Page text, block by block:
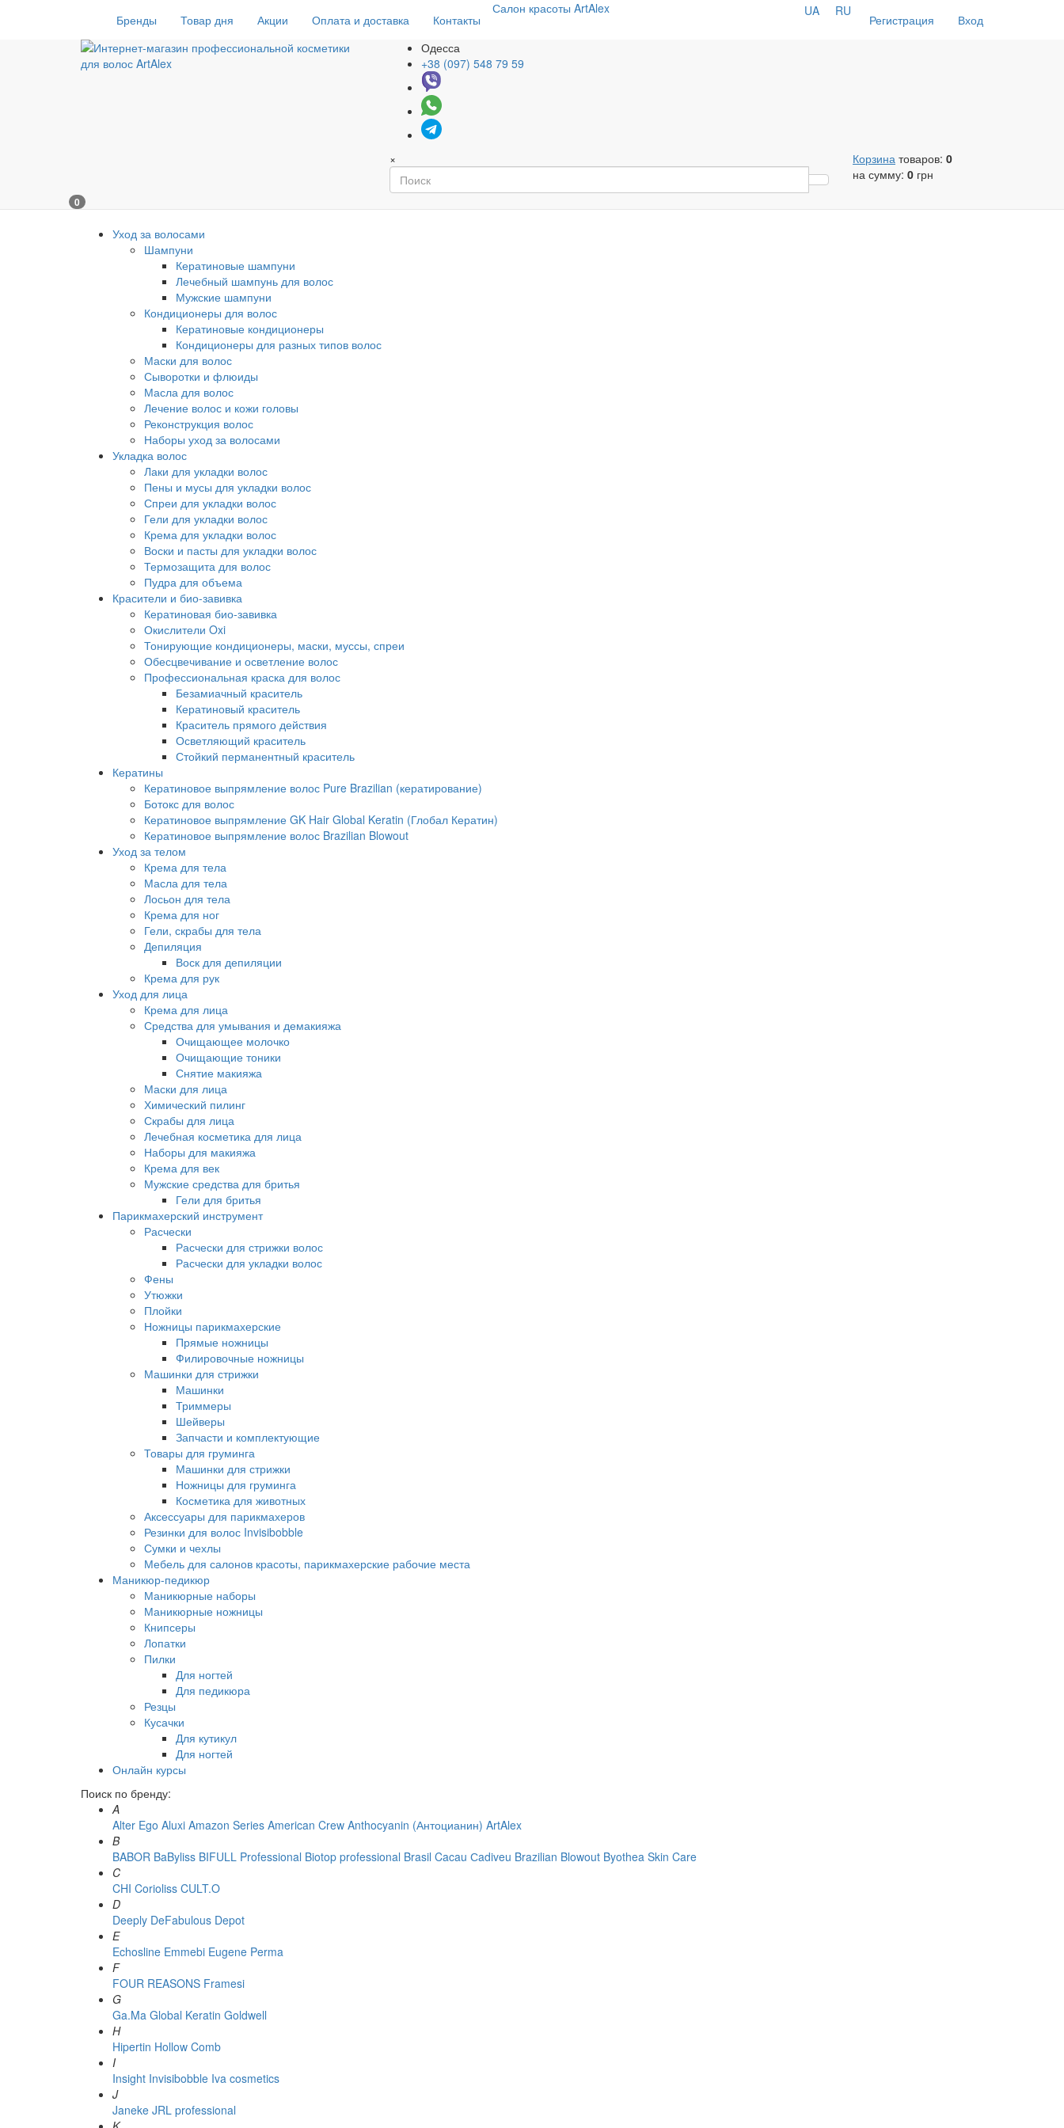
Бренды Товар дня Акции Оплата и доставка Контакты
Салон красоты ArtAlex
Регистрация Вход
UA RU
Одесса
+38 (097) 548 79 59
× Корзина товаров: 0
на сумму: 0 грн
0
Уход за волосами
Шампуни
Кератиновые шампуни
Лечебный шампунь для волос
Мужские шампуни
Кондиционеры для волос
Кератиновые кондиционеры
Кондиционеры для разных типов волос
Маски для волос
Сыворотки и флюиды
Масла для волос
Лечение волос и кожи головы
Реконструкция волос
Наборы уход за волосами
Укладка волос
Лаки для укладки волос
Пены и мусы для укладки волос
Спреи для укладки волос
Гели для укладки волос
Крема для укладки волос
Воски и пасты для укладки волос
Термозащита для волос
Пудра для объема
Красители и био-завивка
Кератиновая био-завивка
Окислители Oxi
Тонирующие кондиционеры, маски, муссы, спреи
Обесцвечивание и осветление волос
Профессиональная краска для волос
Безамиачный краситель
Кератиновый краситель
Краситель прямого действия
Осветляющий краситель
Стойкий перманентный краситель
Кератины
Кератиновое выпрямление волос Pure Brazilian (кератирование)
Ботокс для волос
Кератиновое выпрямление GK Hair Global Keratin (Глобал Кератин)
Кератиновое выпрямление волос Brazilian Blowout
Уход за телом
Крема для тела
Масла для тела
Лосьон для тела
Крема для ног
Гели, скрабы для тела
Депиляция
Воск для депиляции
Крема для рук
Уход для лица
Крема для лица
Средства для умывания и демакияжа
Очищающее молочко
Очищающие тоники
Снятие макияжа
Маски для лица
Химический пилинг
Скрабы для лица
Лечебная косметика для лица
Наборы для макияжа
Крема для век
Мужские средства для бритья
Гели для бритья
Парикмахерский инструмент
Расчески
Расчески для стрижки волос
Расчески для укладки волос
Фены
Утюжки
Плойки
Ножницы парикмахерские
Прямые ножницы
Филировочные ножницы
Машинки для стрижки
Машинки
Триммеры
Шейверы
Запчасти и комплектующие
Товары для груминга
Машинки для стрижки
Ножницы для груминга
Косметика для животных
Аксессуары для парикмахеров
Резинки для волос Invisibobble
Сумки и чехлы
Мебель для салонов красоты, парикмахерские рабочие места
Маникюр-педикюр
Маникюрные наборы
Маникюрные ножницы
Книпсеры
Лопатки
Пилки
Для ногтей
Для педикюра
Резцы
Кусачки
Для кутикул
Для ногтей
Онлайн курсы
Поиск по бренду:
A
Alter Ego Aluxi Amazon Series American Crew Anthocyanin (Антоцианин) ArtAlex
B
BABOR BaByliss BIFULL Professional Biotop professional Brasil Cacau Сadiveu Brazilian Blowout Byothea Skin Care
C
CHI Corioliss CULT.O
D
Deeply DeFabulous Depot
E
Echosline Emmebi Eugene Perma
F
FOUR REASONS Framesi
G
Ga.Ma Global Keratin Goldwell
H
Hipertin Hollow Comb
I
Insight Invisibobble Iva cosmetics
J
Janeke JRL professional